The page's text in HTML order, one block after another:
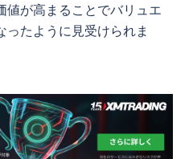
値が高まることでバリュエ
ったように見受けられま